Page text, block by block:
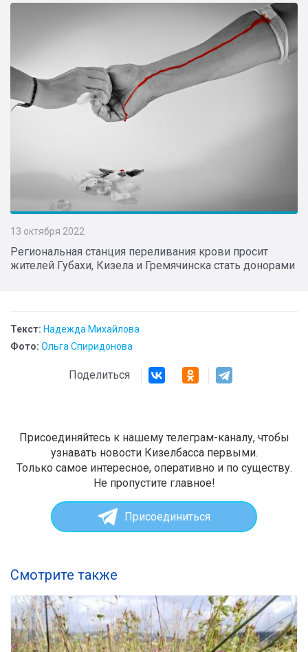
13 октября 2022
Региональная станция переливания крови просит
жителей Губахи, Кизела и Гремячинска стать донорами
Текст: Надежда Михайлова
Фото: Ольга Спиридонова
Поделиться
Присоединяйтесь к нашему телеграм-каналу, чтобы
узнавать новости Кизелбасса первыми.
Только самое интересное, оперативно и по существу.
Не пропустите главное!
Присоединиться
Смотрите также